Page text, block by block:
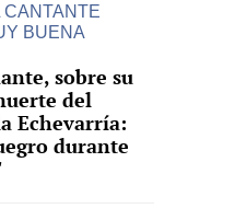
CANTANTE
BUENA
sobre su
del
Echevarría:
durante